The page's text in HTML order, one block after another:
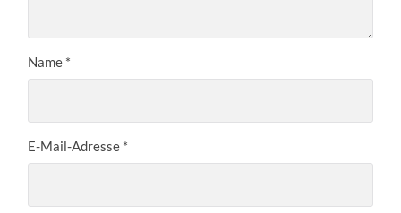
Name *
E-Mail-Adresse *